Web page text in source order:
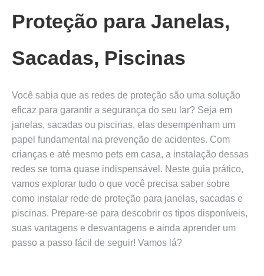
Proteção para Janelas,
Sacadas, Piscinas
Você sabia que as redes de proteção são uma solução
eficaz para garantir a segurança do seu lar? Seja em
janelas, sacadas ou piscinas, elas desempenham um
papel fundamental na prevenção de acidentes. Com
crianças e até mesmo pets em casa, a instalação dessas
redes se torna quase indispensável. Neste guia prático,
vamos explorar tudo o que você precisa saber sobre
como instalar rede de proteção para janelas, sacadas e
piscinas. Prepare-se para descobrir os tipos disponíveis,
suas vantagens e desvantagens e ainda aprender um
passo a passo fácil de seguir! Vamos lá?